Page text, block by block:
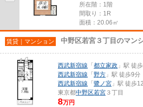
所在階：1階
間取り：1R
面積：20.06㎡
賃貸｜マンション 中野区若宮３丁目のマン
西武新宿線 「 都立家政 」駅 徒
西武新宿線 「 野方 」駅 徒歩9分
西武新宿線 「 鷺ノ宮 」駅 徒歩
東京都中野区若宮 ３丁目
8万円